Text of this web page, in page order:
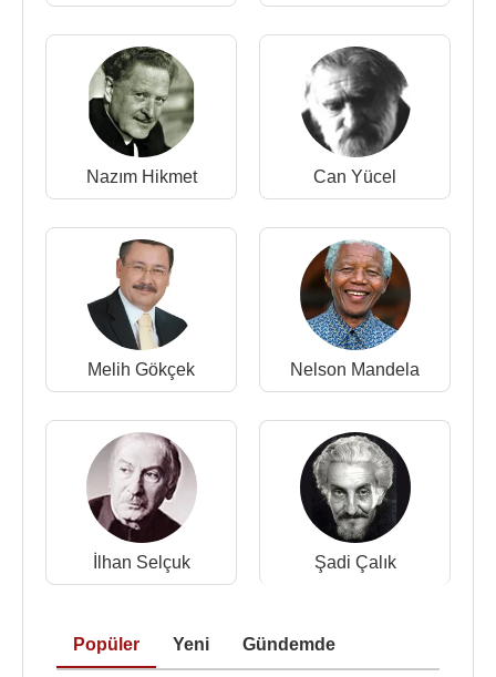
1990’lı yıllardan itibaren Türkiye’nin çeşitli
alanlarında Aksoy’un eserleri yer almaya başladı.
yılındaAnkara
’da “Periler Ülkesinde” adlı
heykeli Ankara Büyükşehir Belediye BaşkanıMelih
Gökçek
'in"Böyle sanatın içine tükürürüm"
diyerek kaldırtıldı. Heykel daha sonra mahkemelik
olmuş,
’un açtığı dava ancak 2005
2002'de sonuçlandıran Ankara 3. Hukuk
Mahkemesi heykelin yeniden yerine konmasına
karar vermişti. Gökçek'in avukatları Ankara 3. Asliye
Hukuk Mahkemesi'nin kararını temyiz ederek
Yargıtay'a başvurmuştu. Yargıtay heykelin yeniden
yerine konulmasına karar verdi. Yargıtay ayrıca
Gökçek'i de heykel için söylediği "Ben böyle
sanatın içine tükürürüm" sözü ve kaldırılan heykelin
zarar görmesi nedeniyle 250 milyon lira manevi 1
milyon lira da maddi tazminat ödemeye mahkum
karşısındaki tepeye 24,5 metre yüksekliğinde
Nazım Hikmet Can Yücel
Melih Gökçek Nelson Mandela
İlhan Selçuk Şadi Çalık
Popüler Yeni Gündemde